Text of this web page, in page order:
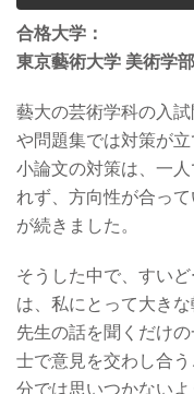
合格大学：
東京藝術大学 美術学
藝大の芸術学科の入
や問題集では対策が
小論文の対策は、一
れず、方向性が合っ
が続きました。
そうした中で、すい
は、私にとって大き
先生の話を聞くだけ
士で意見を交わし合
分では思いつかない